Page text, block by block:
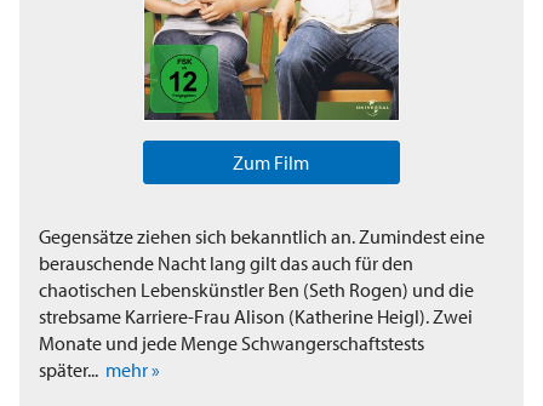
Zum Film
Gegensätze ziehen sich bekanntlich an. Zumindest eine
berauschende Nacht lang gilt das auch für den
chaotischen Lebenskünstler Ben (Seth Rogen) und die
strebsame Karriere-Frau Alison (Katherine Heigl). Zwei
Monate und jede Menge Schwangerschaftstests
später... mehr »